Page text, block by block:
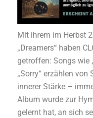
Mit ihrem im Herbst
„Dreamers“ haben
getroffen: Songs wie
„Sorry“ erzählen
innerer Stärke –
Album wurde zur
gelernt hat, an sich